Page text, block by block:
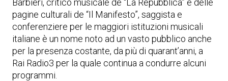
Barbieri, critico musicale de “La Repubblica” e delle
pagine culturali de “Il Manifesto”, saggista e
conferenziere per le maggiori istituzioni musicali
italiane è un nome noto ad un vasto pubblico anche
per la presenza costante, da più di quarant’anni, a
Rai Radio3 per la quale continua a condurre alcuni
programmi.